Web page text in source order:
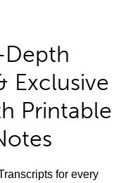
Exclusive
Printable
for every